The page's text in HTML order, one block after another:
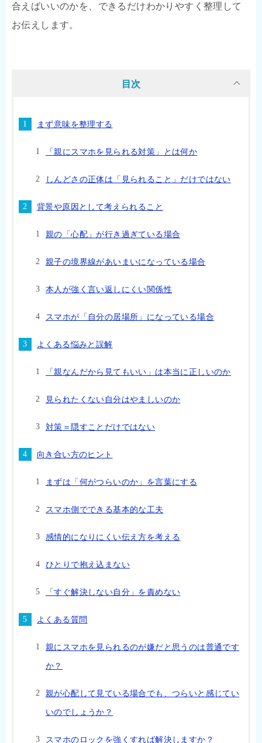
合えばいいのかを、できるだけわかりやすく整理して
お伝えします。
目次
まず意味を整理する
「親にスマホを見られる対策」とは何か
しんどさの正体は「見られること」だけではない
背景や原因として考えられること
親の「心配」が行き過ぎている場合
親子の境界線があいまいになっている場合
本人が強く言い返しにくい関係性
スマホが「自分の居場所」になっている場合
よくある悩みと誤解
「親なんだから見てもいい」は本当に正しいのか
見られたくない自分はやましいのか
対策＝隠すことだけではない
向き合い方のヒント
まずは「何がつらいのか」を言葉にする
スマホ側でできる基本的な工夫
感情的になりにくい伝え方を考える
ひとりで抱え込まない
「すぐ解決しない自分」を責めない
よくある質問
親にスマホを見られるのが嫌だと思うのは普通です
か？
親が心配して見ている場合でも、つらいと感じてい
いのでしょうか？
スマホのロックを強くすれば解決しますか？